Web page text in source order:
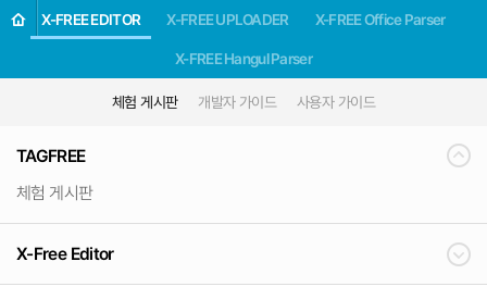
X-FREE EDITOR X-FREE UPLOADER X-FREE Office Parser
X-FREE Hangul Parser
체험 게시판 개발자 가이드 사용자 가이드
TAGFREE
체험 게시판
X-Free Editor